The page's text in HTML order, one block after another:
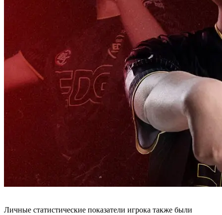
Личные статистические показатели игрока также были